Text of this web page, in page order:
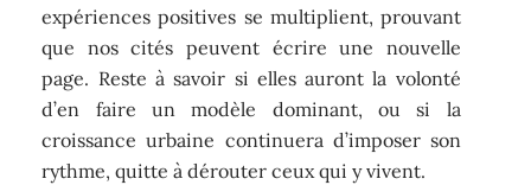
expériences positives se multiplient, prouvant
que nos cités peuvent écrire une nouvelle
page. Reste à savoir si elles auront la volonté
d’en faire un modèle dominant, ou si la
croissance urbaine continuera d’imposer son
rythme, quitte à dérouter ceux qui y vivent.